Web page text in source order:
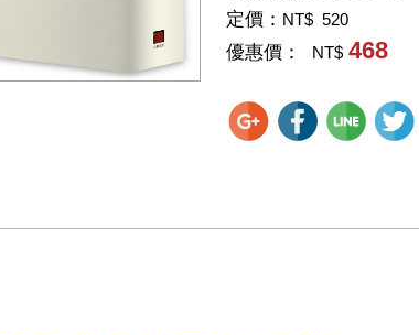
定價： NT$ 520
優惠價： NT$ 468